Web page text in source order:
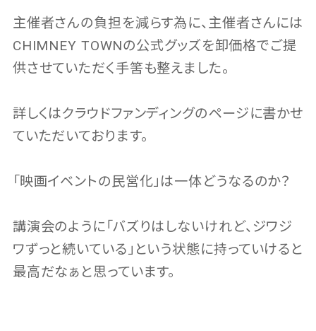
主催者さんの負担を減らす為に、主催者さんには
CHIMNEY TOWNの公式グッズを卸価格でご提
供させていただく手筈も整えました。
詳しくはクラウドファンディングのページに書かせ
ていただいております。
「映画イベントの民営化」は一体どうなるのか？
講演会のように「バズりはしないけれど、ジワジ
ワずっと続いている」という状態に持っていけると
最高だなぁと思っています。